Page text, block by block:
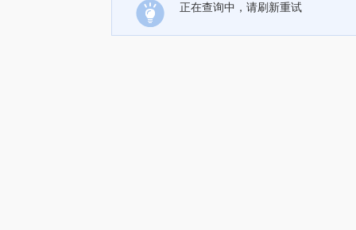
正在查询中，请刷新重试